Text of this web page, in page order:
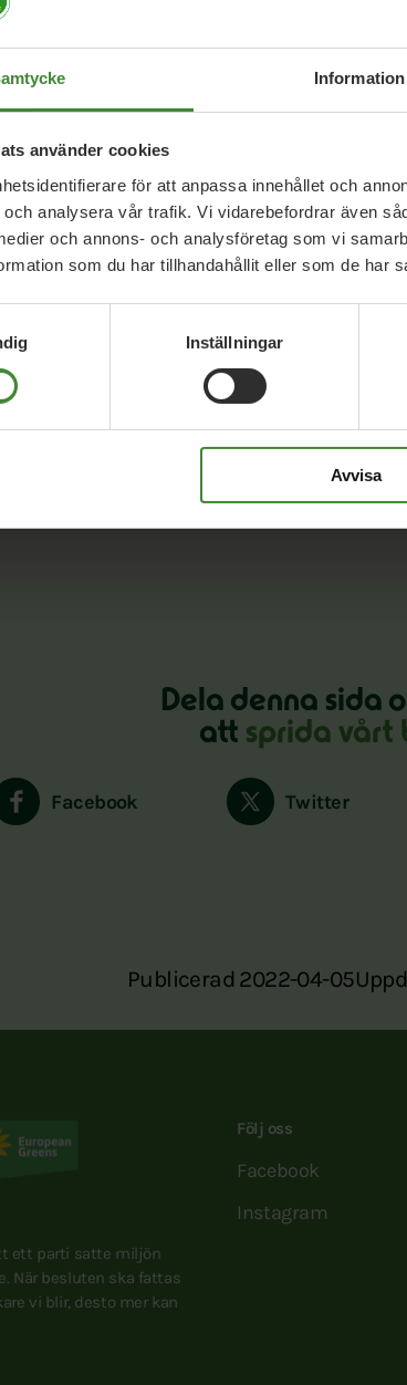
Information
använder cookies
för att anpassa innehållet och
analysera vår trafik. Vi vidarebefordrar även
och annons- och analysföretag som vi
som du har tillhandahållit eller som de har
Inställningar
Avvisa
Karolina Brosché
Maria Petri
Elisabeth Åsenius Jonas Åsenius
Amelia Sporre Ann-Marie Franklin
Maj Ardesjö
Maria Petri Mursal
Dela denna sida
att sprida vårt
Facebook Twitter
Publicerad 2022-04-05
ett parti satte miljön
När besluten ska fattas
vi blir, desto mer kan
Följ oss
Facebook
Instagram